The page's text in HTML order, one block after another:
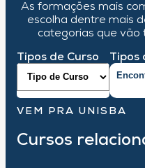
As formações mais
escolha dentre mais
categorias que vão
Tipos de Curso Tipos
VEM PRA UNISBA
Cursos